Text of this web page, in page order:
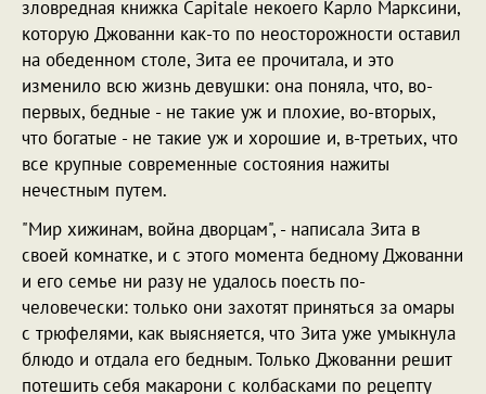
зловредная книжка Capitale некоего Карло Марксини,
которую Джованни как-то по неосторожности оставил
на обеденном столе, Зита ее прочитала, и это
изменило всю жизнь девушки: она поняла, что, во-
первых, бедные - не такие уж и плохие, во-вторых,
что богатые - не такие уж и хорошие и, в-третьих, что
все крупные современные состояния нажиты
нечестным путем.
"Мир хижинам, война дворцам", - написала Зита в
своей комнатке, и с этого момента бедному Джованни
и его семье ни разу не удалось поесть по-
человечески: только они захотят приняться за омары
с трюфелями, как выясняется, что Зита уже умыкнула
блюдо и отдала его бедным. Только Джованни решит
потешить себя макарони с колбасками по рецепту